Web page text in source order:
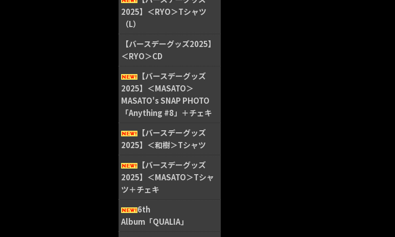
2025】＜RYO＞Tシャツ
（L）
【バースデーグッズ2025】
＜RYO＞CD
【バースデーグッズ
2025】＜MASATO＞
MASATO's SNAP PHOTO
「Anything #8」＋チェキ
【バースデーグッズ
2025】＜和樹＞Tシャツ
【バースデーグッズ
2025】＜MASATO＞Tシャ
ツ＋チェキ
6th
Album「QUALIA」